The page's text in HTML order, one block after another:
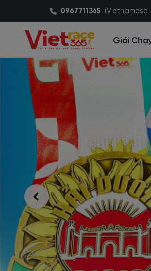
0967711365
Giải
Cùng lan
phong
vì cộng
Chúng tôi là đơn vị
thể thao uy tín như:
lội.
TÌM GIẢI ĐUA